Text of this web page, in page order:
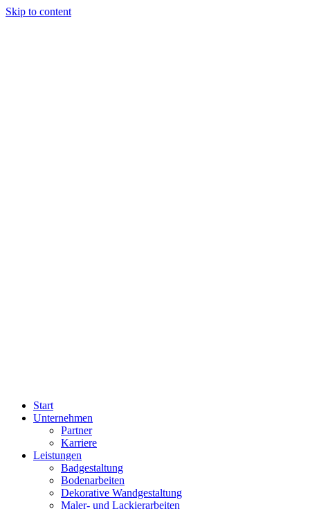
Skip to content
Start
Unternehmen
Partner
Karriere
Leistungen
Badgestaltung
Bodenarbeiten
Dekorative Wandgestaltung
Maler- und Lackierarbeiten